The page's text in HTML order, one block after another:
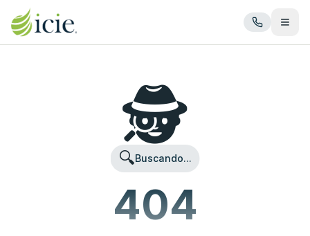
Abrir
🕵️
🔍Buscando...
404